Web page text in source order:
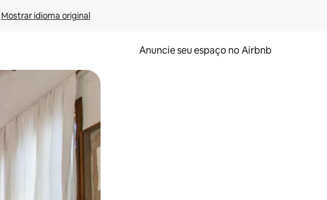
Mostrar idioma original
Anuncie seu espaço no Airbnb